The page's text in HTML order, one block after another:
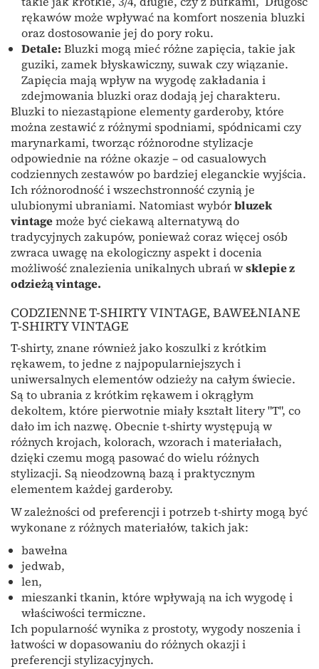
rękawów może wpływać na komfort noszenia bluzki
oraz dostosowanie jej do pory roku.
Detale: Bluzki mogą mieć różne zapięcia, takie jak
guziki, zamek błyskawiczny, suwak czy wiązanie.
Zapięcia mają wpływ na wygodę zakładania i
zdejmowania bluzki oraz dodają jej charakteru.
Bluzki to niezastąpione elementy garderoby, które
można zestawić z różnymi spodniami, spódnicami czy
marynarkami, tworząc różnorodne stylizacje
odpowiednie na różne okazje – od casualowych
codziennych zestawów po bardziej eleganckie wyjścia.
Ich różnorodność i wszechstronność czynią je
ulubionymi ubraniami. Natomiast wybórbluzek
vintagemoże być ciekawą alternatywą do
tradycyjnych zakupów, ponieważ coraz więcej osób
zwraca uwagę na ekologiczny aspekt i docenia
możliwość znalezienia unikalnych ubrań wsklepie z
odzieżą vintage.
CODZIENNE T-SHIRTY VINTAGE, BAWEŁNIANE
T-SHIRTY VINTAGE
T-shirty, znane również jako koszulki z krótkim
rękawem, to jedne z najpopularniejszych i
uniwersalnych elementów odzieży na całym świecie.
Są to ubrania z krótkim rękawem i okrągłym
dekoltem, które pierwotnie miały kształt litery "T", co
dało im ich nazwę. Obecnie t-shirty występują w
różnych krojach, kolorach, wzorach i materiałach,
dzięki czemu mogą pasować do wielu różnych
stylizacji. Są nieodzowną bazą i praktycznym
elementem każdej garderoby.
W zależności od preferencji i potrzeb t-shirty mogą być
wykonane z różnych materiałów, takich jak:
bawełna
jedwab,
len,
mieszanki tkanin, które wpływają na ich wygodę i
właściwości termiczne.
Ich popularność wynika z prostoty, wygody noszenia i
łatwości w dopasowaniu do różnych okazji i
preferencji stylizacyjnych.